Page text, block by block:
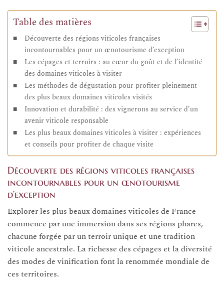
Table des matières
Découverte des régions viticoles françaises
incontournables pour un œnotourisme d’exception
Les cépages et terroirs : au cœur du goût et de l’identité
des domaines viticoles à visiter
Les méthodes de dégustation pour profiter pleinement
des plus beaux domaines viticoles visités
Innovation et durabilité : des vignerons au service d’un
avenir viticole responsable
Les plus beaux domaines viticoles à visiter : expériences
et conseils pour profiter de chaque visite
Découverte des régions viticoles françaises
incontournables pour un œnotourisme
d’exception
Explorer les plus beaux domaines viticoles de France
commence par une immersion dans ses régions phares,
chacune forgée par un terroir unique et une tradition
viticole ancestrale. La richesse des cépages et la diversité
des modes de vinification font la renommée mondiale de
ces territoires.